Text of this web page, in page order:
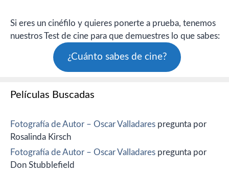
Si eres un cinéfilo y quieres ponerte a prueba, tenemos
nuestros Test de cine para que demuestres lo que sabes:
¿Cuánto sabes de cine?
Películas Buscadas
Fotografía de Autor – Oscar Valladares pregunta por
Rosalinda Kirsch
Fotografía de Autor – Oscar Valladares pregunta por
Don Stubblefield